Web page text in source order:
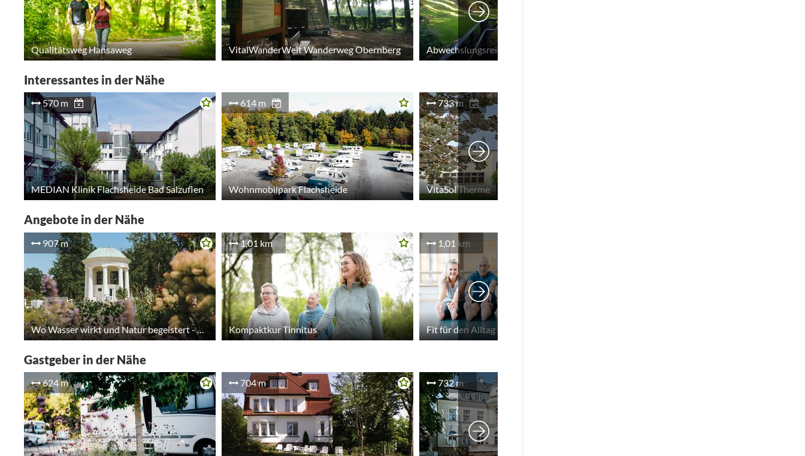
Qualitätsweg Hansaweg VitalWanderWelt Wanderweg Obernberg
Interessantes in der Nähe
570 m
MEDIAN Klinik Flachsheide Bad Salzuflen
614 m
Wohnmobilpark Flachsheide
733 m
VitaSol Therme
Angebote in der Nähe
907 m
Wo Wasser wirkt und Natur begeistert - Gruppenangebot
1,01 km
Kompaktkur Tinnitus
1,01 km
Fit für den Alltag
Gastgeber in der Nähe
624 m 704 m 732 m